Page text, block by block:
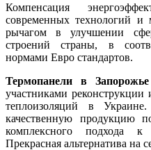
Компенсация
современных технологий и
рычагом в улучшении
строений страны, в
нормами Евро стандартов.
Термопанели в Запорожье
участниками
теплоизоляций в
качественную продукцию
комплексного подхода к
Прекрасная альтернатива на